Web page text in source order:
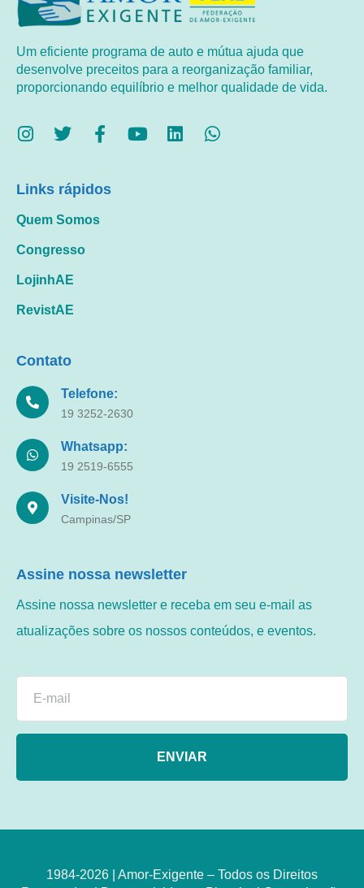
Um eficiente programa de auto e mútua ajuda que
desenvolve preceitos para a reorganização familiar,
proporcionando equilíbrio e melhor qualidade de vida.
Links rápidos
Quem Somos
Congresso
LojinhAE
RevistAE
Contato
Telefone:
19 3252-2630
Whatsapp:
19 2519-6555
Visite-Nos!
Campinas/SP
Assine nossa newsletter
Assine nossa newsletter e receba em seu e-mail as
atualizações sobre os nossos conteúdos, e eventos.
ENVIAR
1984-2026 | Amor-Exigente – Todos os Direitos